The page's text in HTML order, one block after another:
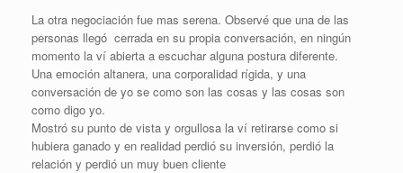
La otra negociación fue mas serena. Observé que una de las
personas llegó cerrada en su propia conversación, en ningún
momento la ví abierta a escuchar alguna postura diferente.
Una emoción altanera, una corporalidad rígida, y una
conversación de yo se como son las cosas y las cosas son
como digo yo.
Mostró su punto de vista y orgullosa la ví retirarse como si
hubiera ganado y en realidad perdió su inversión, perdió la
relación y perdió un muy buen cliente